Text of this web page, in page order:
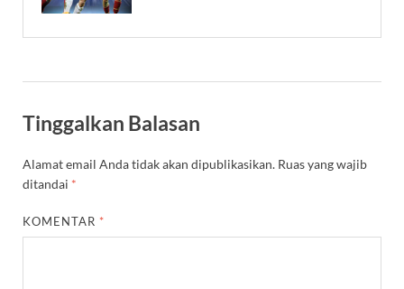
Tinggalkan Balasan
Alamat email Anda tidak akan dipublikasikan. Ruas yang wajib
ditandai *
KOMENTAR *